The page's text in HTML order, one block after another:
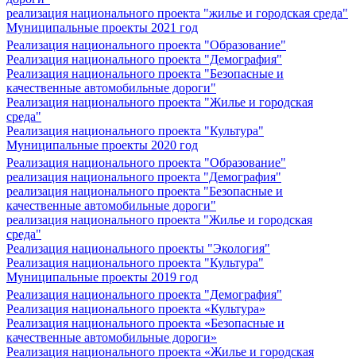
реализация национального проекта "жилье и городская среда"
Муниципальные проекты 2021 год
Реализация национального проекта "Образование"
Реализация национального проекта "Демография"
Реализация национального проекта "Безопасные и
качественные автомобильные дороги"
Реализация национального проекта "Жилье и городская
среда"
Реализация национального проекта "Культура"
Муниципальные проекты 2020 год
Реализация национального проекта "Образование"
реализация национального проекта "Демография"
реализация национального проекта "Безопасные и
качественные автомобильные дороги"
реализация национального проекта "Жилье и городская
среда"
Реализация национального проекты "Экология"
Реализация национального проекта "Культура"
Муниципальные проекты 2019 год
Реализация национального проекта "Демография"
Реализация национального проекта «Культура»
Реализация национального проекта «Безопасные и
качественные автомобильные дороги»
Реализация национального проекта «Жилье и городская